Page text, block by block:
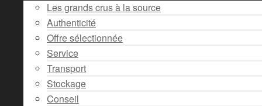
Les grands crus à la source
Authenticité
Offre sélectionnée
Service
Transport
Stockage
Conseil